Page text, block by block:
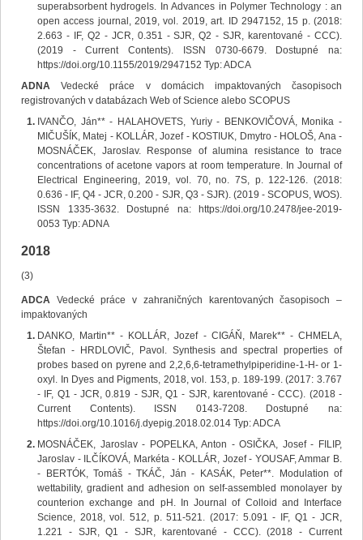
superabsorbent hydrogels. In Advances in Polymer Technology : an
open access journal, 2019, vol. 2019, art. ID 2947152, 15 p. (2018:
2.663 - IF, Q2 - JCR, 0.351 - SJR, Q2 - SJR, karentované - CCC).
(2019 - Current Contents). ISSN 0730-6679. Dostupné na:
https://doi.org/10.1155/2019/2947152 Typ: ADCA
ADNA Vedecké práce v domácich impaktovaných časopisoch
registrovaných v databázach Web of Science alebo SCOPUS
IVANČO, Ján** - HALAHOVETS, Yuriy - BENKOVIČOVÁ, Monika -
MIČUŠÍK, Matej - KOLLÁR, Jozef - KOSTIUK, Dmytro - HOLOŠ, Ana -
MOSNÁČEK, Jaroslav. Response of alumina resistance to trace
concentrations of acetone vapors at room temperature. In Journal of
Electrical Engineering, 2019, vol. 70, no. 7S, p. 122-126. (2018:
0.636 - IF, Q4 - JCR, 0.200 - SJR, Q3 - SJR). (2019 - SCOPUS, WOS).
ISSN 1335-3632. Dostupné na: https://doi.org/10.2478/jee-2019-
0053 Typ: ADNA
2018
(3)
ADCA Vedecké práce v zahraničných karentovaných časopisoch –
impaktovaných
DANKO, Martin** - KOLLÁR, Jozef - CIGÁŇ, Marek** - CHMELA,
Štefan - HRDLOVIČ, Pavol. Synthesis and spectral properties of
probes based on pyrene and 2,2,6,6-tetramethylpiperidine-1-H- or 1-
oxyl. In Dyes and Pigments, 2018, vol. 153, p. 189-199. (2017: 3.767
- IF, Q1 - JCR, 0.819 - SJR, Q1 - SJR, karentované - CCC). (2018 -
Current Contents). ISSN 0143-7208. Dostupné na:
https://doi.org/10.1016/j.dyepig.2018.02.014 Typ: ADCA
MOSNÁČEK, Jaroslav - POPELKA, Anton - OSIČKA, Josef - FILIP,
Jaroslav - ILČÍKOVÁ, Markéta - KOLLÁR, Jozef - YOUSAF, Ammar B.
- BERTÓK, Tomáš - TKÁČ, Ján - KASÁK, Peter**. Modulation of
wettability, gradient and adhesion on self-assembled monolayer by
counterion exchange and pH. In Journal of Colloid and Interface
Science, 2018, vol. 512, p. 511-521. (2017: 5.091 - IF, Q1 - JCR,
1.221 - SJR, Q1 - SJR, karentované - CCC). (2018 - Current